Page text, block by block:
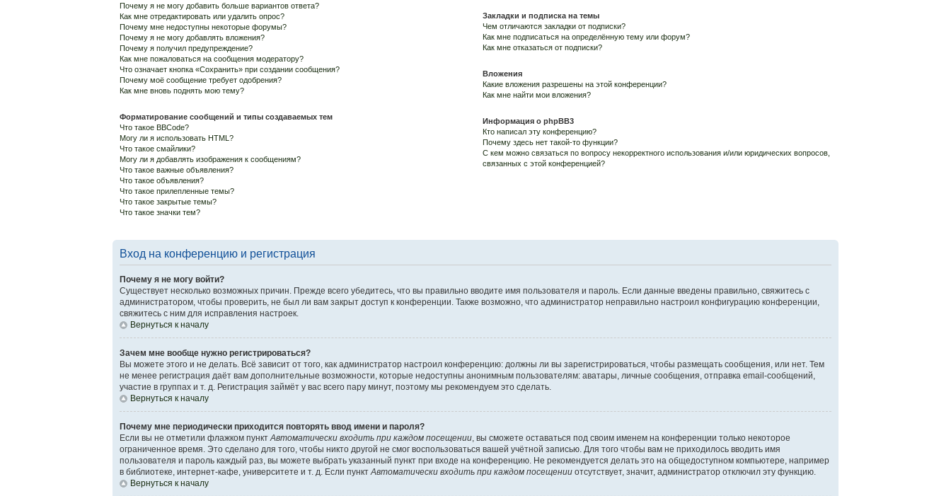
Почему я не могу добавить больше вариантов ответа?
Как мне отредактировать или удалить опрос?
Почему мне недоступны некоторые форумы?
Почему я не могу добавлять вложения?
Почему я получил предупреждение?
Как мне пожаловаться на сообщения модератору?
Что означает кнопка «Сохранить» при создании сообщения?
Почему моё сообщение требует одобрения?
Как мне вновь поднять мою тему?
Форматирование сообщений и типы создаваемых тем
Что такое BBCode?
Могу ли я использовать HTML?
Что такое смайлики?
Могу ли я добавлять изображения к сообщениям?
Что такое важные объявления?
Что такое объявления?
Что такое прилепленные темы?
Что такое закрытые темы?
Что такое значки тем?
Закладки и подписка на темы
Чем отличаются закладки от подписки?
Как мне подписаться на определённую тему или форум?
Как мне отказаться от подписки?
Вложения
Какие вложения разрешены на этой конференции?
Как мне найти мои вложения?
Информация о phpBB3
Кто написал эту конференцию?
Почему здесь нет такой-то функции?
С кем можно связаться по вопросу некорректного использования и/или юридических вопросов,
связанных с этой конференцией?
Вход на конференцию и регистрация
Почему я не могу войти?
Существует несколько возможных причин. Прежде всего убедитесь, что вы правильно вводите имя пользователя и пароль. Если данные введены правильно, свяжитесь с
администратором, чтобы проверить, не был ли вам закрыт доступ к конференции. Также возможно, что администратор неправильно настроил конфигурацию конференции,
свяжитесь с ним для исправления настроек.
Вернуться к началу
Зачем мне вообще нужно регистрироваться?
Вы можете этого и не делать. Всё зависит от того, как администратор настроил конференцию: должны ли вы зарегистрироваться, чтобы размещать сообщения, или нет. Тем
не менее регистрация даёт вам дополнительные возможности, которые недоступны анонимным пользователям: аватары, личные сообщения, отправка email-сообщений,
участие в группах и т. д. Регистрация займёт у вас всего пару минут, поэтому мы рекомендуем это сделать.
Вернуться к началу
Почему мне периодически приходится повторять ввод имени и пароля?
Если вы не отметили флажком пунктАвтоматически входить при каждом посещении, вы сможете оставаться под своим именем на конференции только некоторое
ограниченное время. Это сделано для того, чтобы никто другой не смог воспользоваться вашей учётной записью. Для того чтобы вам не приходилось вводить имя
пользователя и пароль каждый раз, вы можете выбрать указанный пункт при входе на конференцию. Не рекомендуется делать это на общедоступном компьютере, например
в библиотеке, интернет-кафе, университете и т. д. Если пунктАвтоматически входить при каждом посещении отсутствует, значит, администратор отключил эту функцию.
Вернуться к началу